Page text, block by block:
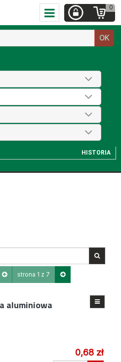
0
numer
OK
HISTORIA
strona 1 z 7
aluminiowa
0,68 zł